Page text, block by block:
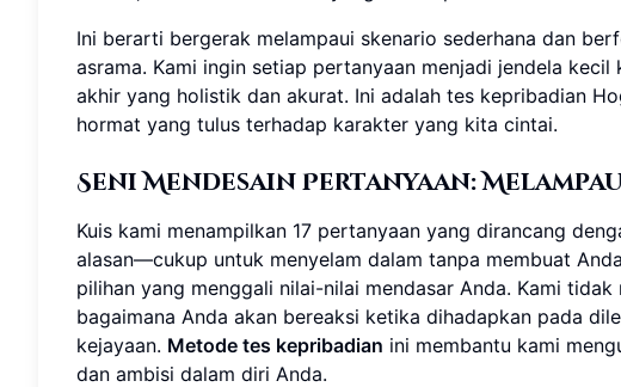
Ini berarti bergerak melampaui skenario sederhana dan
asrama. Kami ingin setiap pertanyaan menjadi jendela
akhir yang holistik dan akurat. Ini adalah tes kepribadian
hormat yang tulus terhadap karakter yang kita cintai.
Seni Mendesain Pertanyaan:
Kuis kami menampilkan 17 pertanyaan yang dirancang
alasan—cukup untuk menyelam dalam tanpa membuat
pilihan yang menggali nilai-nilai mendasar Anda. Kami
bagaimana Anda akan bereaksi ketika dihadapkan pada
kejayaan. Metode tes kepribadian ini membantu kami
dan ambisi dalam diri Anda.